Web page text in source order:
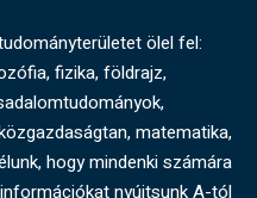
ölel fel:
fizika, földrajz,
matematika,
hogy mindenki számára
nyújtsunk A-tól